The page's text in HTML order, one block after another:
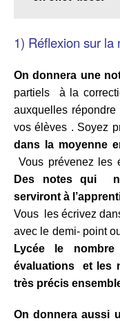
1) Réflexion sur la
On donnera une
partiels à la
auxquelles
vos élèves . Soyez
dans la moyenne
Vous prévenez les
Des notes qui
serviront à
Vous les écrivez
avec le demi- point
Lycée le
évaluations et les
très précis
On donnera aussi